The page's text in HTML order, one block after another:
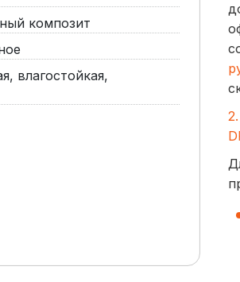
композит
влагостойкая,